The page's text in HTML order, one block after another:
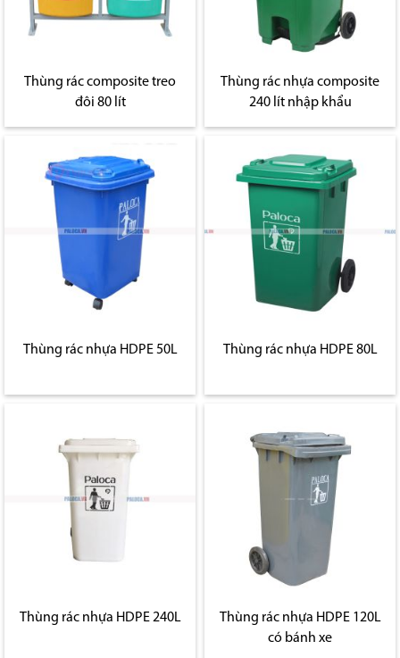
Thùng rác composite treo
đôi 80 lít
Thùng rác nhựa composite
240 lít nhập khẩu
Thùng rác nhựa HDPE 50L Thùng rác nhựa HDPE 80L
Thùng rác nhựa HDPE 240L
Thùng rác nhựa HDPE 120L
có bánh xe